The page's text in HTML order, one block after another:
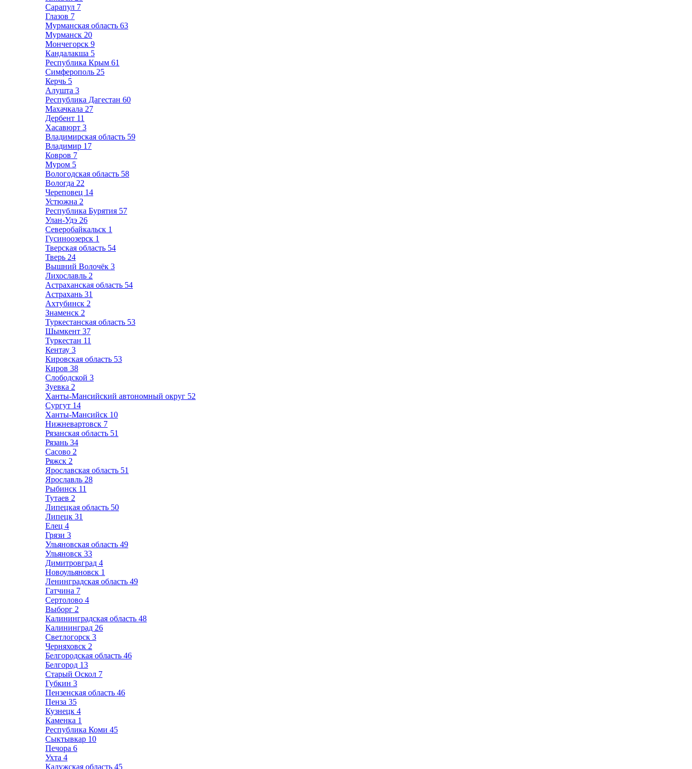
Сарапул 7
Глазов 7
Мурманская область 63
Мурманск 20
Мончегорск 9
Кандалакша 5
Республика Крым 61
Симферополь 25
Керчь 5
Алушта 3
Республика Дагестан 60
Махачкала 27
Дербент 11
Хасавюрт 3
Владимирская область 59
Владимир 17
Ковров 7
Муром 5
Вологодская область 58
Вологда 22
Череповец 14
Устюжна 2
Республика Бурятия 57
Улан-Удэ 26
Северобайкальск 1
Гусиноозерск 1
Тверская область 54
Тверь 24
Вышний Волочёк 3
Лихославль 2
Астраханская область 54
Астрахань 31
Ахтубинск 2
Знаменск 2
Туркестанская область 53
Шымкент 37
Туркестан 11
Кентау 3
Кировская область 53
Киров 38
Слободской 3
Зуевка 2
Ханты-Мансийский автономный округ 52
Сургут 14
Ханты-Мансийск 10
Нижневартовск 7
Рязанская область 51
Рязань 34
Сасово 2
Ряжск 2
Ярославская область 51
Ярославль 28
Рыбинск 11
Тутаев 2
Липецкая область 50
Липецк 31
Елец 4
Грязи 3
Ульяновская область 49
Ульяновск 33
Димитровград 4
Новоульяновск 1
Ленинградская область 49
Гатчина 7
Сертолово 4
Выборг 2
Калининградская область 48
Калининград 26
Светлогорск 3
Черняховск 2
Белгородская область 46
Белгород 13
Старый Оскол 7
Губкин 3
Пензенская область 46
Пенза 35
Кузнецк 4
Каменка 1
Республика Коми 45
Сыктывкар 10
Печора 6
Ухта 4
Калужская область 45